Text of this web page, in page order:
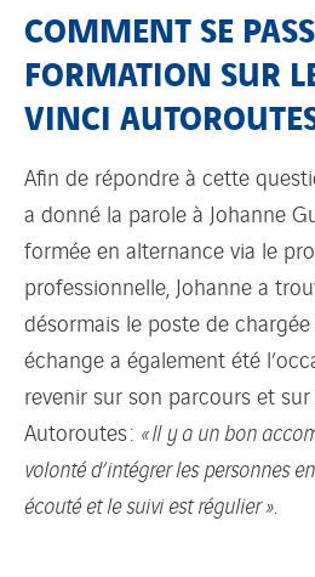
COMMENT SE
FORMATION SUR
VINCI
Afin de répondre à cette
a donné la parole à Johanne
formée en alternance via le
professionnelle, Johanne a
désormais le poste de
échange a également été
revenir sur son parcours et
Autoroutes : « Il y a un bon
volonté d’intégrer les personnes
écouté et le suivi est régulier ».